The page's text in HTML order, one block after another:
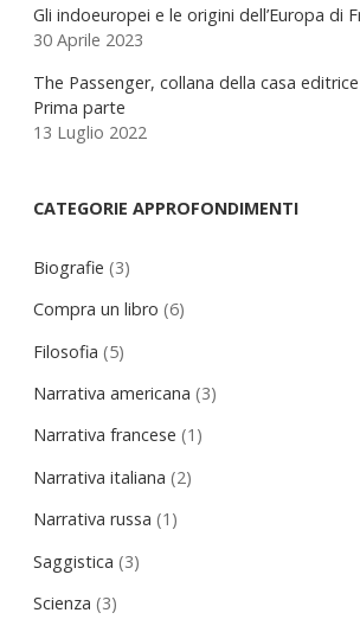
Gli indoeuropei e le origini dell’Europa di
30 Aprile 2023
The Passenger, collana della casa
Prima parte
13 Luglio 2022
CATEGORIE APPROFONDIMENTI
Biografie (3)
Compra un libro (6)
Filosofia (5)
Narrativa americana (3)
Narrativa francese (1)
Narrativa italiana (2)
Narrativa russa (1)
Saggistica (3)
Scienza (3)